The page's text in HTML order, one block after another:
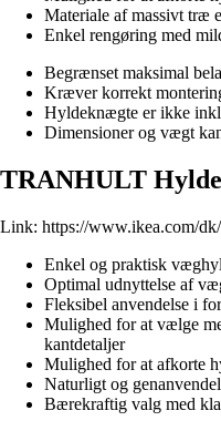
Materiale af massivt træ
Enkel rengøring med
Begrænset maksimal
Kræver korrekt
Hyldeknægte er ikke
Dimensioner og vægt
TRANHULT
Link: https://www.ikea.com/
Enkel og praktisk
Optimal udnyttelse af
Fleksibel anvendelse i
Mulighed for at vælge
kantdetaljer
Mulighed for at afkorte
Naturligt og
Bærekraftig valg med